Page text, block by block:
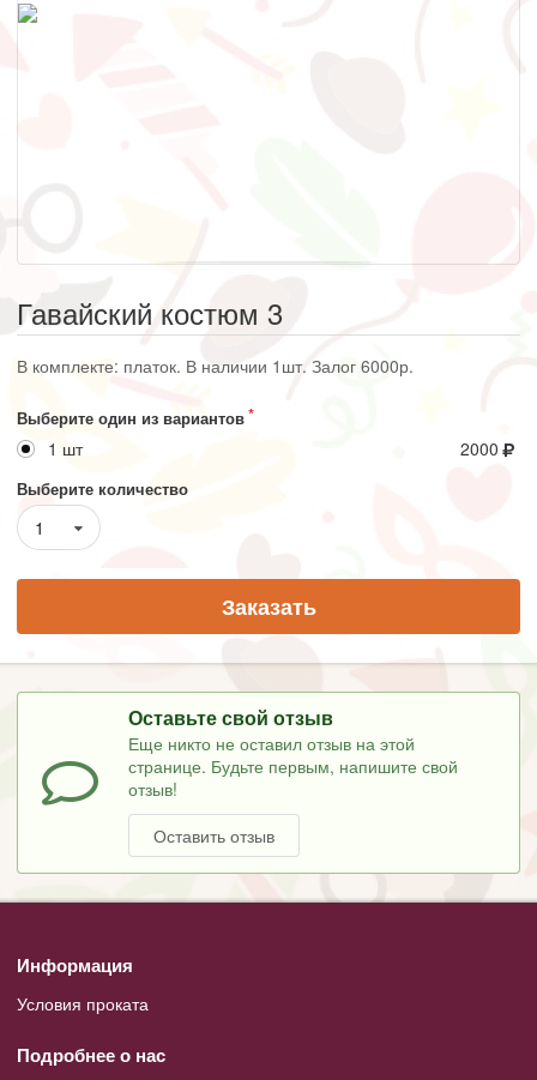
Гавайский костюм 3
В комплекте: платок. В наличии 1шт. Залог 6000р.
Выберите один из вариантов
1 шт 2000
Выберите количество
1
Заказать
Оставьте свой отзыв
Еще никто не оставил отзыв на этой
странице. Будьте первым, напишите свой
отзыв!
Оставить отзыв
Информация
Условия проката
Подробнее о нас